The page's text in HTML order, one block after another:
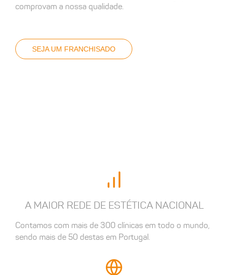
comprovam a nossa qualidade.
SEJA UM FRANCHISADO
A MAIOR REDE DE ESTÉTICA NACIONAL
Contamos com mais de 300 clínicas em todo o mundo,
sendo mais de 50 destas em Portugal.